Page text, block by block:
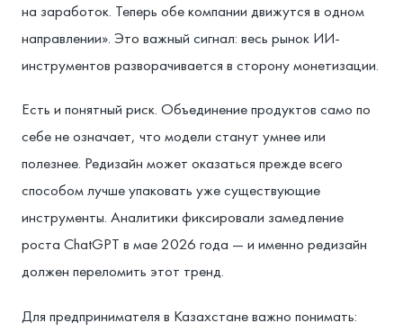
на заработок. Теперь обе компании движутся в одном
направлении». Это важный сигнал: весь рынок ИИ-
инструментов разворачивается в сторону монетизации.
Есть и понятный риск. Объединение продуктов само по
себе не означает, что модели станут умнее или
полезнее. Редизайн может оказаться прежде всего
способом лучше упаковать уже существующие
инструменты. Аналитики фиксировали замедление
роста ChatGPT в мае 2026 года — и именно редизайн
должен переломить этот тренд.
Для предпринимателя в Казахстане важно понимать: